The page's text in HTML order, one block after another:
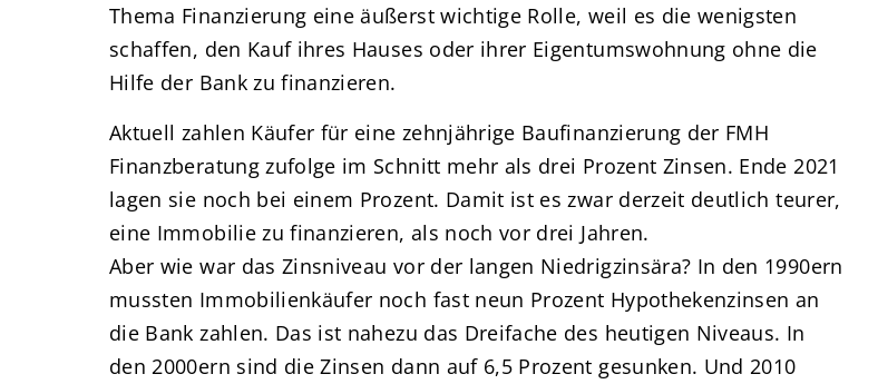
Thema Finanzierung eine äußerst wichtige Rolle, weil es die wenigsten
schaffen, den Kauf ihres Hauses oder ihrer Eigentumswohnung ohne die
Hilfe der Bank zu finanzieren.
Aktuell zahlen Käufer für eine zehnjährige Baufinanzierung der FMH
Finanzberatung zufolge im Schnitt mehr als drei Prozent Zinsen. Ende 2021
lagen sie noch bei einem Prozent. Damit ist es zwar derzeit deutlich teurer,
eine Immobilie zu finanzieren, als noch vor drei Jahren.
Aber wie war das Zinsniveau vor der langen Niedrigzinsära? In den 1990ern
mussten Immobilienkäufer noch fast neun Prozent Hypothekenzinsen an
die Bank zahlen. Das ist nahezu das Dreifache des heutigen Niveaus. In
den 2000ern sind die Zinsen dann auf 6,5 Prozent gesunken. Und 2010